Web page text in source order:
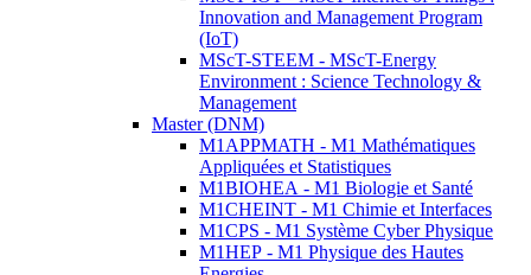
Innovation and Management Program
(IoT)
MScT-STEEM - MScT-Energy
Environment : Science Technology &
Management
Master (DNM)
M1APPMATH - M1 Mathématiques
Appliquées et Statistiques
M1BIOHEA - M1 Biologie et Santé
M1CHEINT - M1 Chimie et Interfaces
M1CPS - M1 Système Cyber Physique
M1HEP - M1 Physique des Hautes